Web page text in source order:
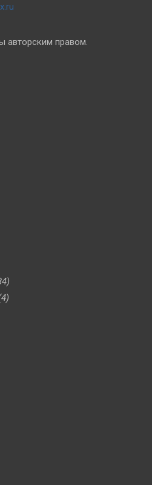
авторским правом.